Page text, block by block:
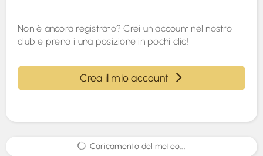
Non è ancora registrato? Crei un account nel nostro
club e prenoti una posizione in pochi clic!
Crea il mio account
Caricamento del meteo...